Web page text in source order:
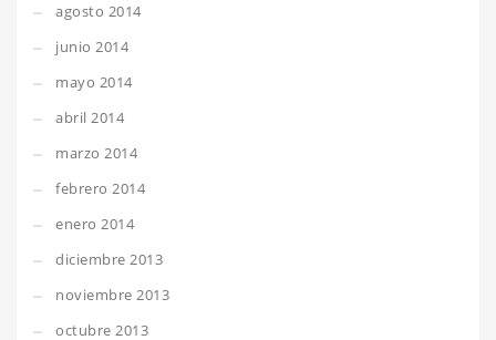
agosto 2014
junio 2014
mayo 2014
abril 2014
marzo 2014
febrero 2014
enero 2014
diciembre 2013
noviembre 2013
octubre 2013